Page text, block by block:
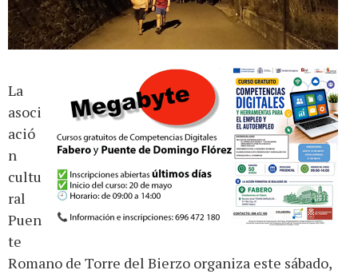
La
asoci
ació
n
cultu
ral
Puen
te
Romano de Torre del Bierzo organiza este sábado,